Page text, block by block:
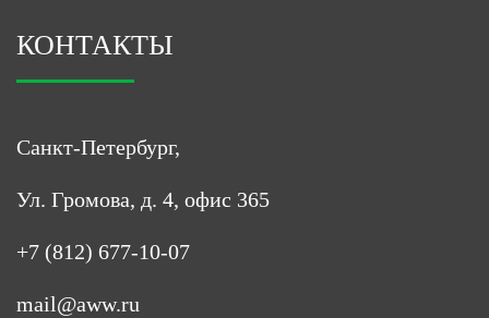
КОНТАКТЫ
Санкт-Петербург,
Ул. Громова, д. 4, офис 365
+7 (812) 677-10-07
mail@aww.ru